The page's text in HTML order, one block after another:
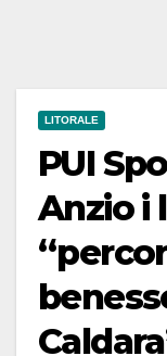
LITORALE
PUI
Anzio i